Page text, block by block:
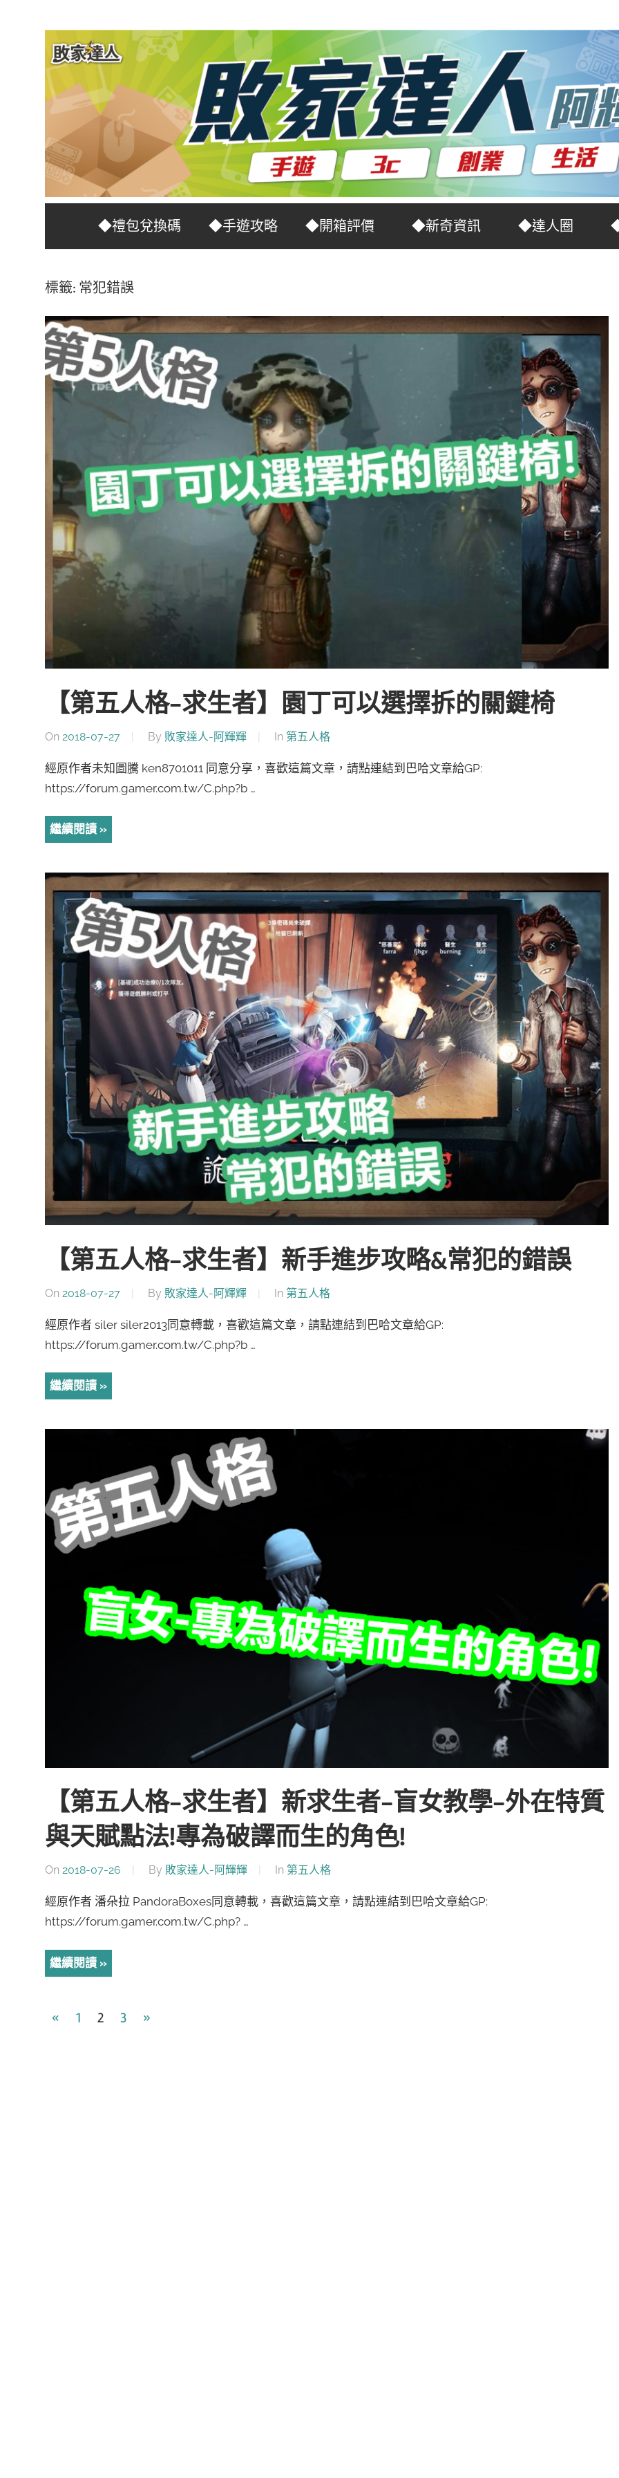
家
達
人
薦
No.1
戲
科
技
自
媒
體。
◆禮包兌換碼 ◆手遊攻略 ◆開箱評價 ◆新奇資訊 ◆達人圈
標籤: 常犯錯誤
【第五人格-求生者】園丁可以選擇拆的關鍵椅
On 2018-07-27 By 敗家達人-阿輝輝 In 第五人格
經原作者未知圖騰 ken8701011 同意分享，喜歡這篇文章，請點連結到巴哈文章給GP:
https://forum.gamer.com.tw/C.php?b …
繼續閱讀
【第五人格-求生者】新手進步攻略&常犯的錯誤
On 2018-07-27 By 敗家達人-阿輝輝 In 第五人格
經原作者 siler siler2013同意轉載，喜歡這篇文章，請點連結到巴哈文章給GP:
https://forum.gamer.com.tw/C.php?b …
繼續閱讀
【第五人格-求生者】新求生者-盲女教學-外在特質
與天賦點法!專為破譯而生的角色!
On 2018-07-26 By 敗家達人-阿輝輝 In 第五人格
經原作者 潘朵拉 PandoraBoxes同意轉載，喜歡這篇文章，請點連結到巴哈文章給GP:
https://forum.gamer.com.tw/C.php? …
繼續閱讀
文
«Previous
1 2 3
Next
»